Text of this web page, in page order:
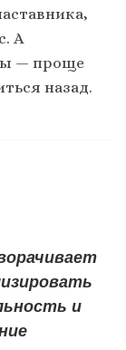
А
— проще
назад.
и